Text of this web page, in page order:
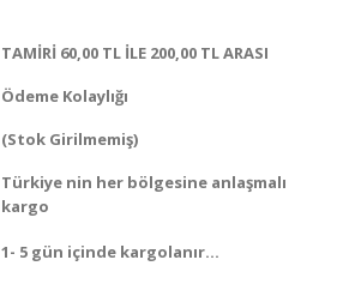
TAMİRİ 60,00 TL İLE 200,00 TL ARASI
Ödeme Kolaylığı
(Stok Girilmemiş)
Türkiye nin her bölgesine anlaşmalı
kargo
1- 5 gün içinde kargolanır…